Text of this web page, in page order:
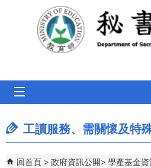
跳到主要內容區塊
工讀服務、需關懷及特
回首頁 政府資訊公開 學產基金資